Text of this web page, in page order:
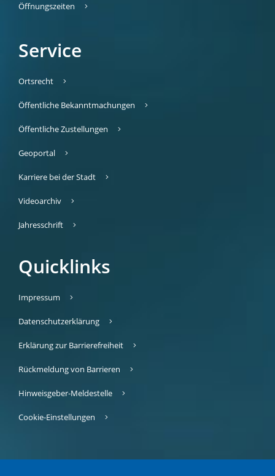
Öffnungszeiten
Service
Ortsrecht
Öffentliche Bekanntmachungen
Öffentliche Zustellungen
Geoportal
Karriere bei der Stadt
Videoarchiv
Jahresschrift
Quicklinks
Impressum
Datenschutzerklärung
Erklärung zur Barrierefreiheit
Rückmeldung von Barrieren
Hinweisgeber-Meldestelle
Cookie-Einstellungen